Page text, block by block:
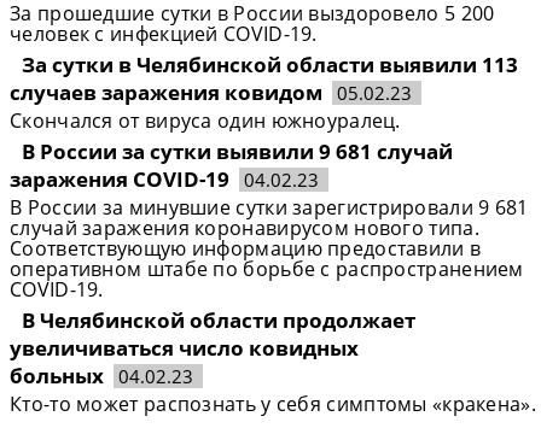
За прошедшие сутки в России выздоровело 5 200
человек с инфекцией COVID-19.
За сутки в Челябинской области выявили 113
случаев заражения ковидом
05.02.23
Скончался от вируса один южноуралец.
В России за сутки выявили 9 681 случай
заражения COVID-19
04.02.23
В России за минувшие сутки зарегистрировали 9 681
случай заражения коронавирусом нового типа.
Соответствующую информацию предоставили в
оперативном штабе по борьбе с распространением
COVID-19.
В Челябинской области продолжает
увеличиваться число ковидных
больных 04.02.23
Кто-то может распознать у себя симптомы «кракена».